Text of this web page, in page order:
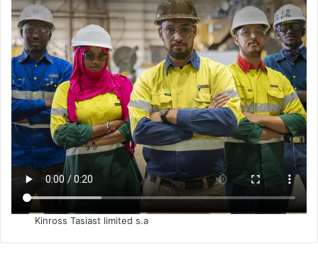
Kinross Tasiast limited s.a